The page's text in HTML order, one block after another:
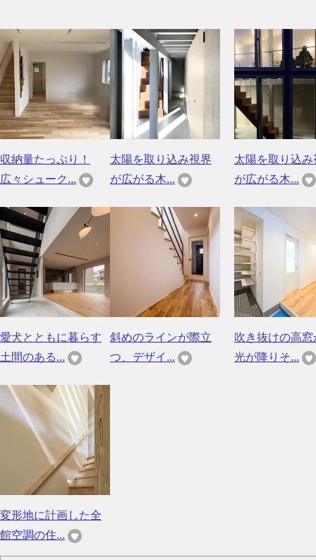
収納量たっぷり！
広々シューク...
太陽を取り込み視界
が広がる木...
太陽を取り込み
が広がる木...
愛犬とともに暮らす
土間のある...
斜めのラインが際立
つ、デザイ...
吹き抜けの高窓
光が降りそ...
変形地に計画した全
館空調の住...